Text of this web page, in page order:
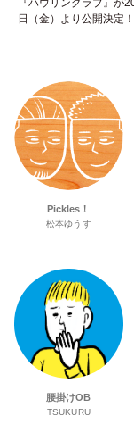
日（金）より公開決定
Pickles！
松本ゆうす
腰掛けOB
TSUKURU